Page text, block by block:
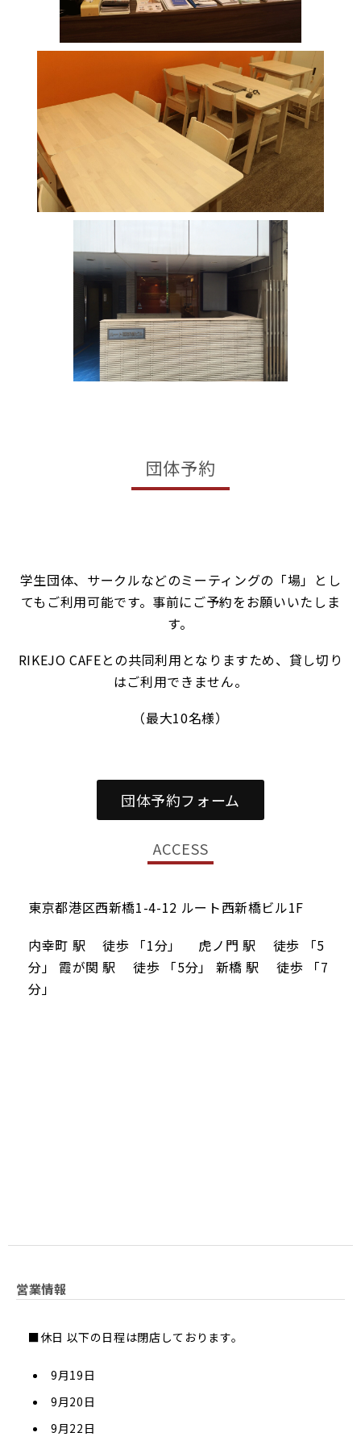
団体予約
学生団体、サークルなどのミーティングの「場」とし
てもご利用可能です。事前にご予約をお願いいたしま
す。
RIKEJO CAFEとの共同利用となりますため、貸し切り
はご利用できません。
（最大10名様）
団体予約フォーム
ACCESS
東京都港区西新橋1-4-12 ルート西新橋ビル1F
内幸町 駅 徒歩 「1分」 虎ノ門 駅 徒歩 「5
分」 霞が関 駅 徒歩 「5分」 新橋 駅 徒歩 「7
分」
営業情報
■休日 以下の日程は閉店しております。
9月19日
9月20日
9月22日